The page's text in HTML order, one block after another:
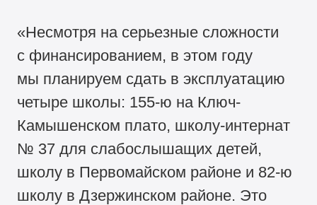
«Несмотря на серьезные сложности
с финансированием, в этом году
мы планируем сдать в эксплуатацию
четыре школы: 155-ю на Ключ-
Камышенском плато, школу-интернат
№ 37 для слабослышащих детей,
школу в Первомайском районе и 82-ю
школу в Дзержинском районе. Это